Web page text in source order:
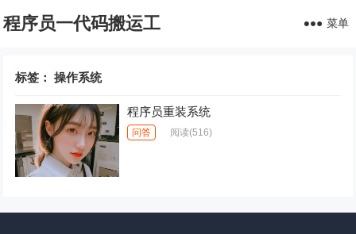
程序员一代码搬运工 菜单
标签：操作系统
程序员重装系统
问答 阅读(516)